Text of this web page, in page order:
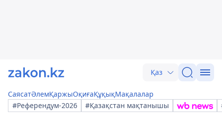
Қаз
СаясатӘлемҚаржыОқиғаҚұқықМақалалар
#Референдум-2026
#Қазақстан мақтанышы